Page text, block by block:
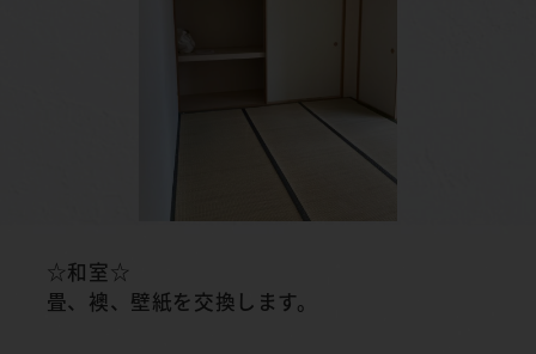
☆和室☆
畳、襖、壁紙を交換します。